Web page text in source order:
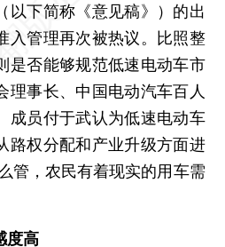
以下简称《意见稿》）的出
入管理再次被热议。比照整
是否能够规范低速电动车市
理事长、中国电动汽车百人
成员付于武认为低速电动车
路权分配和产业升级方面进
管，农民有着现实的用车需
度高